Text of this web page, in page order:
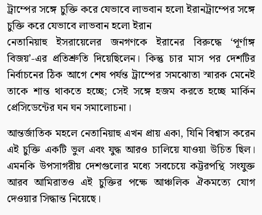
ট্রাম্পের সঙ্গে চুক্তি করে যেভাবে লাভবান হলো ইরানট্রাম্পের সঙ্গে
চুক্তি করে যেভাবে লাভবান হলো ইরান
নেতানিয়াহু ইসরায়েলের জনগণকে ইরানের বিরুদ্ধে ‘পূর্ণাঙ্গ
বিজয়’-এর প্রতিশ্রুতি দিয়েছিলেন। কিন্তু চার মাস পর দেশটির
নির্বাচনের ঠিক আগে শেষ পর্যন্ত ট্রাম্পের সমঝোতা স্মারক মেনেই
তাকে শান্ত থাকতে হচ্ছে; সেই সঙ্গে হজম করতে হচ্ছে মার্কিন
প্রেসিডেন্টের ঘন ঘন সমালোচনা।
আন্তর্জাতিক মহলে নেতানিয়াহু এখন প্রায় একা, যিনি বিশ্বাস করেন
এই চুক্তি একটি ভুল এবং যুদ্ধ আরও চালিয়ে যাওয়া উচিত ছিল।
এমনকি উপসাগরীয় দেশগুলোর মধ্যে সবচেয়ে কট্টরপন্থি সংযুক্ত
আরব আমিরাতও এই চুক্তির পক্ষে আঞ্চলিক ঐকমত্যে যোগ
দেওয়ার সিদ্ধান্ত নিয়েছে।